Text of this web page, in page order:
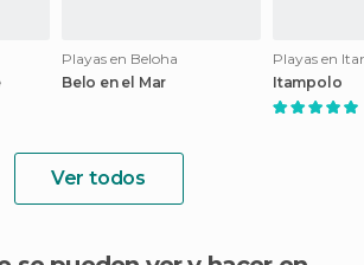
Playas en Beloha
Belo en el Mar
Playas en
Itampolo
Ver todos